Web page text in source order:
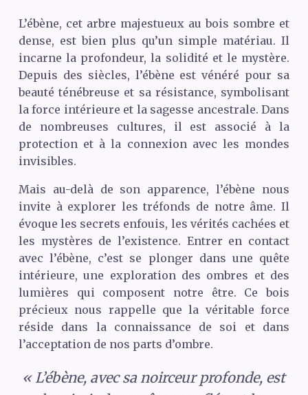
L’ébène, cet arbre majestueux au bois sombre et
dense, est bien plus qu’un simple matériau. Il
incarne la profondeur, la solidité et le mystère.
Depuis des siècles, l’ébène est vénéré pour sa
beauté ténébreuse et sa résistance, symbolisant
la force intérieure et la sagesse ancestrale. Dans
de nombreuses cultures, il est associé à la
protection et à la connexion avec les mondes
invisibles.
Mais au-delà de son apparence, l’ébène nous
invite à explorer les tréfonds de notre âme. Il
évoque les secrets enfouis, les vérités cachées et
les mystères de l’existence. Entrer en contact
avec l’ébène, c’est se plonger dans une quête
intérieure, une exploration des ombres et des
lumières qui composent notre être. Ce bois
précieux nous rappelle que la véritable force
réside dans la connaissance de soi et dans
l’acceptation de nos parts d’ombre.
« L’ébène, avec sa noirceur profonde, est